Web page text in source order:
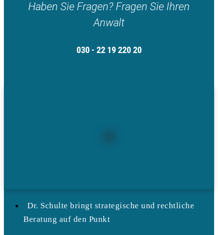
Haben Sie Fragen? Fragen Sie Ihren
Anwalt
030 - 22 19 220 20
Dr. Schulte bringt strategische und rechtliche
Beratung auf den Punkt